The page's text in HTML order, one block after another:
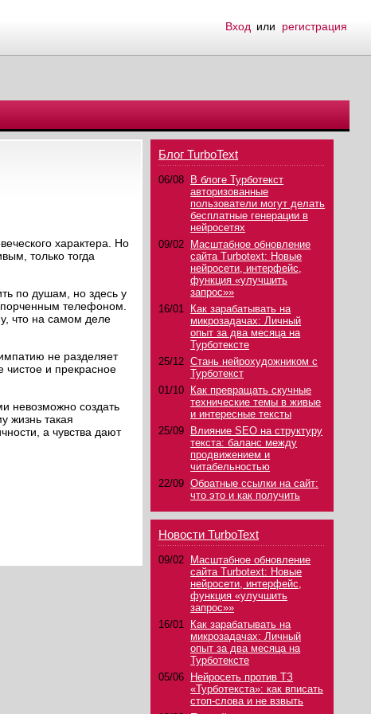
Вход или регистрация
характера. Но
только тогда
по душам, но здесь у
телефоном.
что на самом деле
не разделяет
чистое и прекрасное
невозможно создать
жизнь такая
а чувства дают
Блог TurboText
06/08
В блоге Турботекст
авторизованные
пользователи могут делать
бесплатные генерации в
нейросетях
09/02
Масштабное обновление
сайта Turbotext: Новые
нейросети, интерфейс,
функция «улучшить
запрос»»
16/01
Как зарабатывать на
микрозадачах: Личный
опыт за два месяца на
Турботексте
25/12 Стань нейрохудожником с
Турботекст
01/10
Как превращать скучные
технические темы в живые
и интересные тексты
25/09
Влияние SEO на структуру
текста: баланс между
продвижением и
читабельностью
22/09 Обратные ссылки на сайт:
что это и как получить
Новости TurboText
09/02
Масштабное обновление
сайта Turbotext: Новые
нейросети, интерфейс,
функция «улучшить
запрос»»
16/01
Как зарабатывать на
микрозадачах: Личный
опыт за два месяца на
Турботексте
05/06
Нейросеть против ТЗ
«Турботекста»: как вписать
стоп-слова и не взвыть